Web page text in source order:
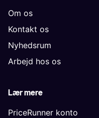
Om os
Kontakt os
Nyhedsrum
Arbejd hos os
Lær mere
PriceRunner konto